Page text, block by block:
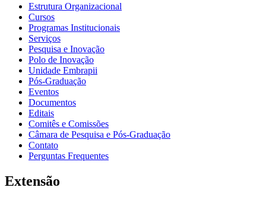
Estrutura Organizacional
Cursos
Programas Institucionais
Serviços
Pesquisa e Inovação
Polo de Inovação
Unidade Embrapii
Pós-Graduação
Eventos
Documentos
Editais
Comitês e Comissões
Câmara de Pesquisa e Pós-Graduação
Contato
Perguntas Frequentes
Extensão